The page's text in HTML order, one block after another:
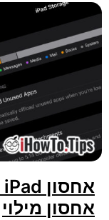
אחסון מילוי